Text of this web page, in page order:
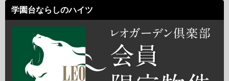
学園台ならしのハイツ